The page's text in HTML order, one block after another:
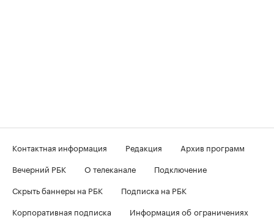
Контактная информация Редакция
Архив программ
Вечерний РБК
О телеканале
Подключение
Скрыть баннеры на РБК
Подписка на РБК
Корпоративная подписка
Информация об ограничениях